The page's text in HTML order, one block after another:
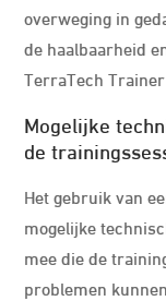
overweging in
de haalbaarheid
TerraTech
Mogelijke
de
Het gebruik van
mogelijke
mee die de
problemen